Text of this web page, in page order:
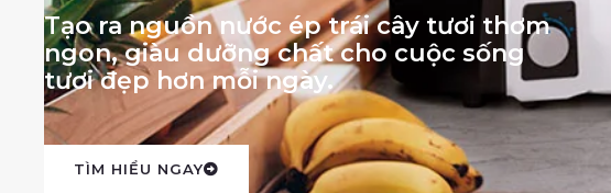
Tạo ra nguồn nước ép trái cây tươi thơm
ngon, giàu dưỡng chất cho cuộc sống
tươi đẹp hơn mỗi ngày.
TÌM HIỂU NGAY